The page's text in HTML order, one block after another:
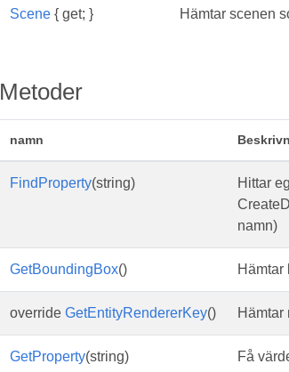
Scene { get; } Hämtar scenen
Metoder
namn
FindProperty(string)
Hittar
namn)
GetBoundingBox() Hämtar
override GetEntityRendererKey() Hämtar
GetProperty(string) Få